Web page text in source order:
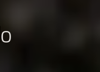
o